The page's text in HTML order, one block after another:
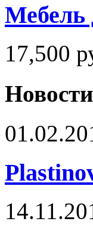
Мебель
17,500
Новости